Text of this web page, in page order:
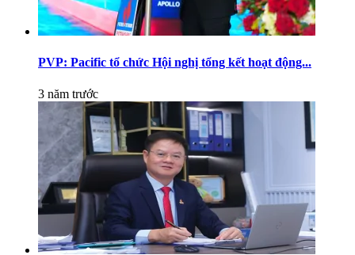
PVP: Pacific tổ chức Hội nghị tổng kết hoạt động...
3 năm trước